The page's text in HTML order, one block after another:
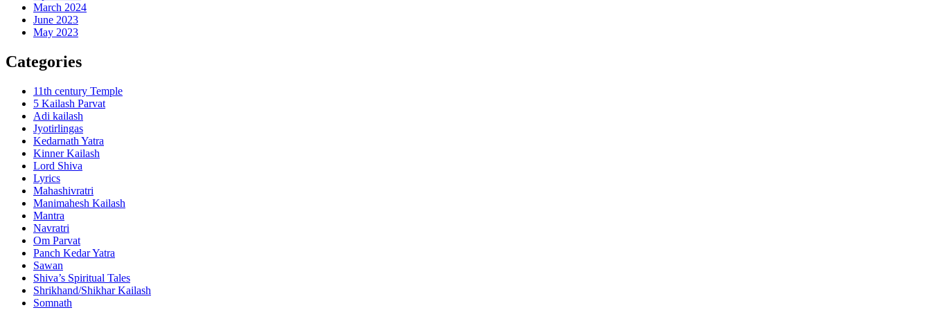
March 2024
June 2023
May 2023
Categories
11th century Temple
5 Kailash Parvat
Adi kailash
Jyotirlingas
Kedarnath Yatra
Kinner Kailash
Lord Shiva
Lyrics
Mahashivratri
Manimahesh Kailash
Mantra
Navratri
Om Parvat
Panch Kedar Yatra
Sawan
Shiva’s Spiritual Tales
Shrikhand/Shikhar Kailash
Somnath